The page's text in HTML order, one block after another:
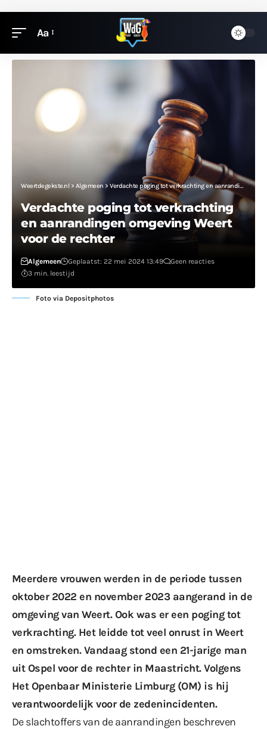
Aa
Weertdegekste.nl > Algemeen> Verdachte poging tot verkrachting en aanrandingen omgeving Weert voor de rechter
Verdachte poging tot verkrachting
en aanrandingen omgeving Weert
voor de rechter
Algemeen Geplaatst: 22 mei 2024 13:49
Geen reacties
3 min. leestijd
Foto via Depositphotos
Meerdere vrouwen werden in de periode tussen
oktober 2022 en november 2023 aangerand in de
omgeving van Weert. Ook was er een poging tot
verkrachting. Het leidde tot veel onrust in Weert
en omstreken. Vandaag stond een 21-jarige man
uit Ospel voor de rechter in Maastricht. Volgens
Het Openbaar Ministerie Limburg (OM) is hij
verantwoordelijk voor de zedenincidenten.
De slachtoffers van de aanrandingen beschreven